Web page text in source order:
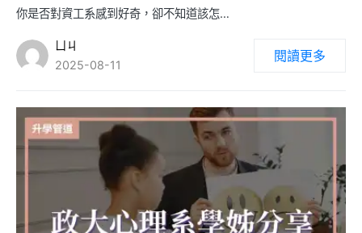
你是否對資工系感到好奇，卻不知道該怎…
ㄩㄐ
2025-08-11
閱讀更多